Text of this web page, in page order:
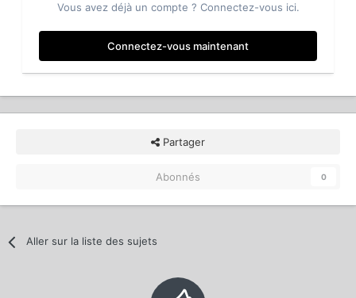
Vous avez déjà un compte ? Connectez-vous ici.
Connectez-vous maintenant
Partager
Abonnés 0
Aller sur la liste des sujets